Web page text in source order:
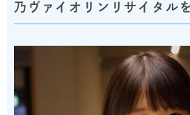
乃ヴァイオリンリサイタル